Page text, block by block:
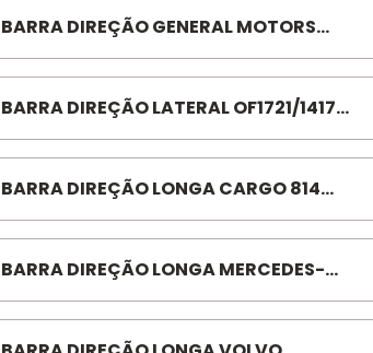
BARRA DIREÇÃO GENERAL MOTORS
C10/D10/D20/87 CURT BD1072
BARRA DIREÇÃO LATERAL OF1721/1417
N5197 ZL1081 L3353501
BARRA DIREÇÃO LONGA CARGO 814
1450MM ZL8048
BARRA DIREÇÃO LONGA MERCEDES-
BENZ ACTR 1824/2629 ZL1146